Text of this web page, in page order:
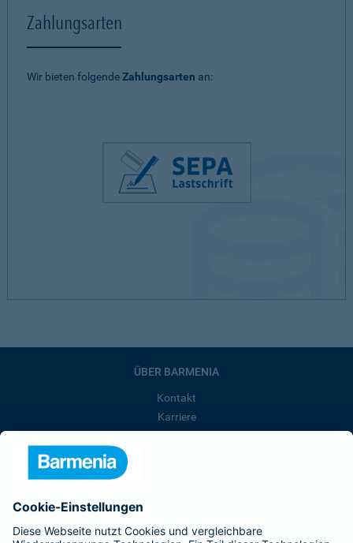
Zahlungsarten
Wir bieten folgendeZahlungsarten an:
ÜBER BARMENIA
Kontakt
Karriere
Barmenia ist Teil der BarmeniaGothaer